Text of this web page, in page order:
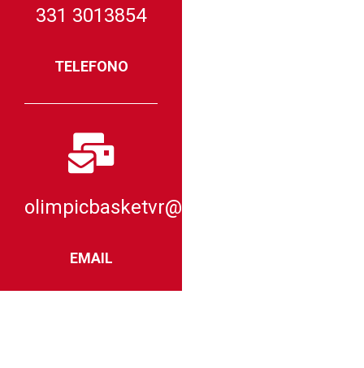
331 3013854
TELEFONO
EMAIL